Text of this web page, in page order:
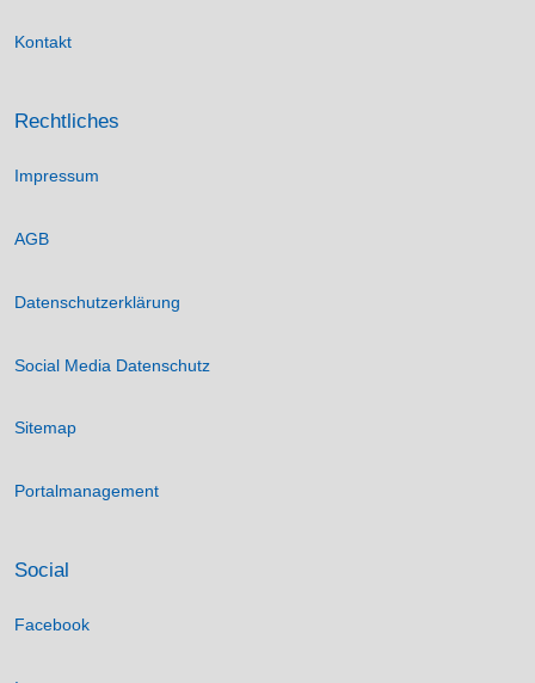
Kontakt
Rechtliches
Impressum
AGB
Datenschutzerklärung
Social Media Datenschutz
Sitemap
Portalmanagement
Social
Facebook